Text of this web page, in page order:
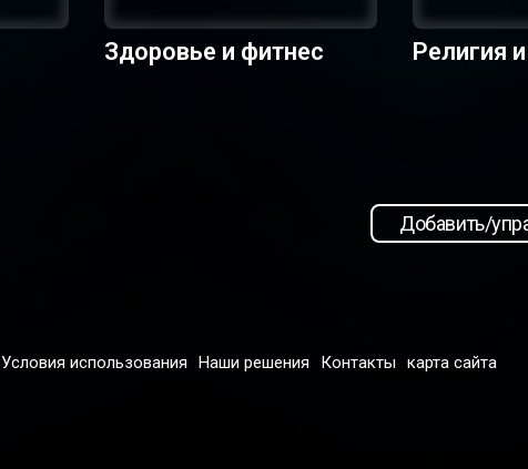
Здоровье и фитнес Религия
Добавить/
Условия использования Наши решения Контакты карта сайта